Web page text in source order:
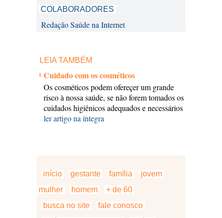
COLABORADORES
Redação Saúde na Internet
LEIA TAMBÉM
Cuidado com os cosméticos
Os cosméticos podem ofereçer um grande
risco à nossa saúde, se não forem tomados os
cuidados higiênicos adequados e necessários
ler artigo na íntegra
início gestante família
jovem
mulher
homem
+ de 60
busca no site
fale conosco